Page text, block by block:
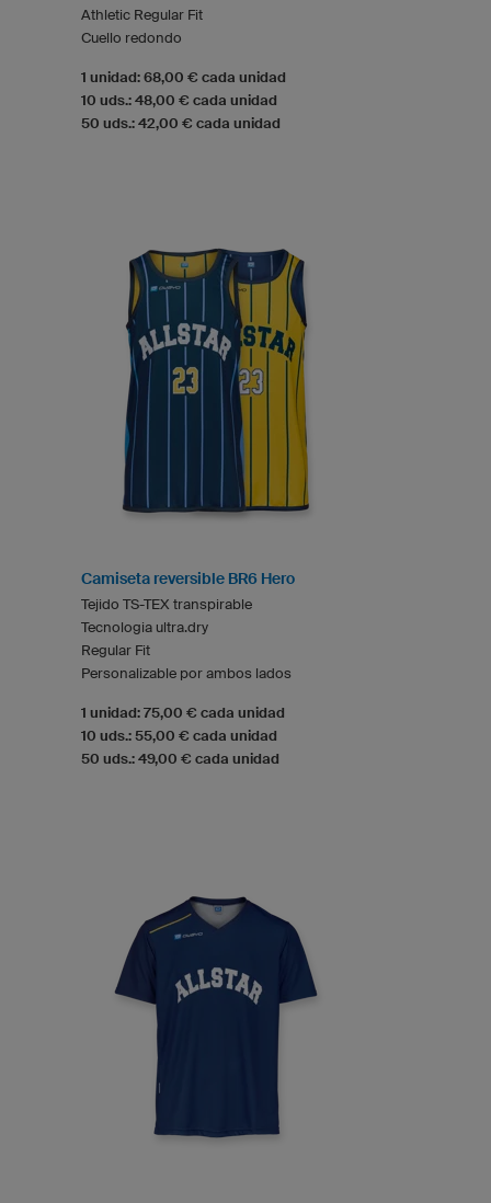
Athletic Regular Fit
Cuello redondo
1 unidad: 68,00 € cada unidad
10 uds.: 48,00 € cada unidad
50 uds.: 42,00 € cada unidad
Camiseta reversible BR6 Hero
Tejido TS-TEX transpirable
Tecnologia ultra.dry
Regular Fit
Personalizable por ambos lados
1 unidad: 75,00 € cada unidad
10 uds.: 55,00 € cada unidad
50 uds.: 49,00 € cada unidad